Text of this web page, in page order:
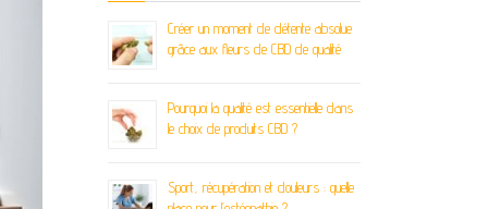
Créer un moment de détente absolue
grâce aux fleurs de CBD de qualité
Pourquoi la qualité est essentielle dans
le choix de produits CBD ?
Sport, récupération et douleurs : quelle